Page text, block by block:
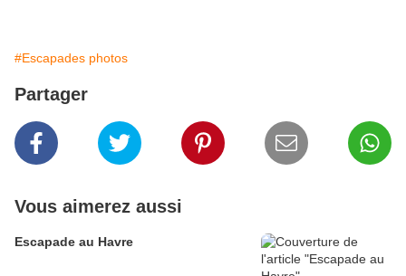
#Escapades photos
Partager
Vous aimerez aussi
Escapade au Havre